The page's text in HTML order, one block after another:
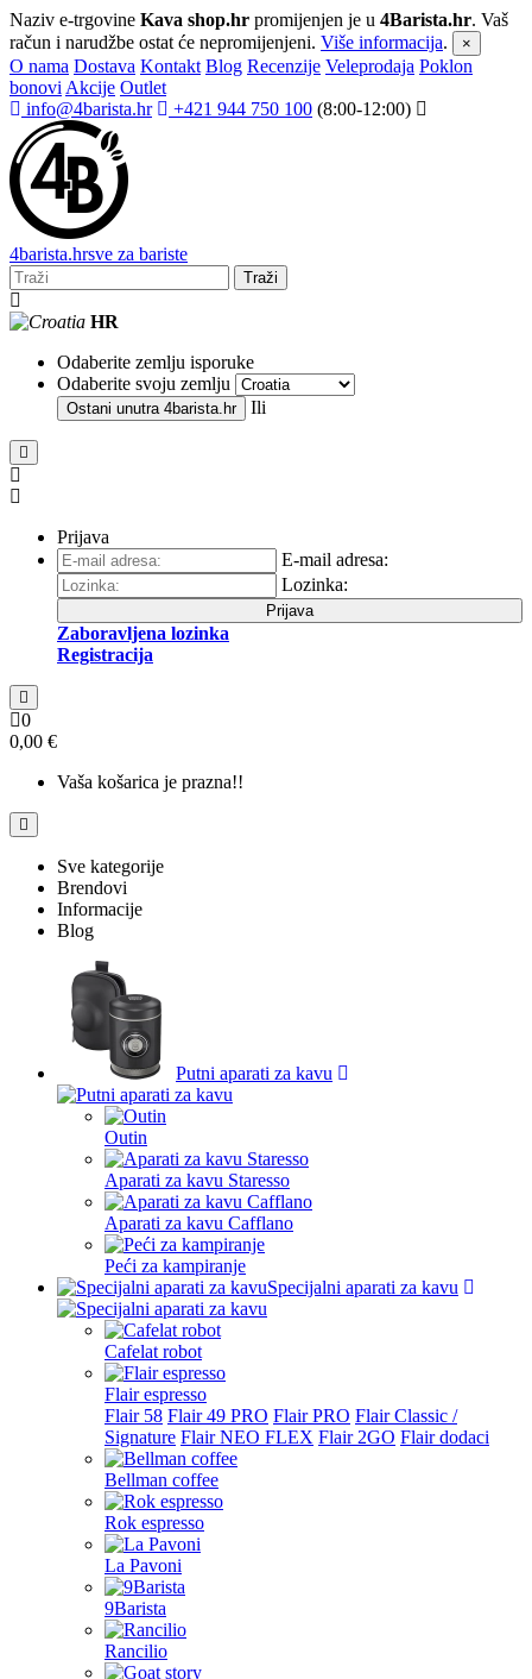
Naziv e-trgovine Kava shop.hr promijenjen je u 4Barista.hr. Vaš
račun i narudžbe ostat će nepromijenjeni. Više informacija. ×
O nama Dostava Kontakt Blog Recenzije Veleprodaja Poklon
bonovi Akcije Outlet
info@4barista.hr
+421 944 750 100 (8:00-12:00)
4barista.hrsve za bariste
Traži
HR
Odaberite zemlju isporuke
Odaberite svoju zemlju
Ostani unutra 4barista.hr Ili
Prijava
E-mail adresa:
Lozinka:
Prijava
Zaboravljena lozinka
Registracija
0
0,00 €
Vaša košarica je prazna!!
Sve kategorije
Brendovi
Informacije
Blog
Putni aparati za kavu
Outin
Aparati za kavu Staresso
Aparati za kavu Cafflano
Peći za kampiranje
Specijalni aparati za kavu
Cafelat robot
Flair espresso
Flair 58 Flair 49 PRO Flair PRO Flair Classic /
Signature Flair NEO FLEX Flair 2GO Flair dodaci
Bellman coffee
Rok espresso
La Pavoni
9Barista
Rancilio